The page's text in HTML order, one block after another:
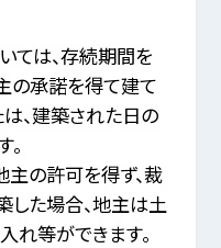
ては、存続期間を
の承諾を得て建て
、建築された日の
の許可を得ず、裁
た場合、地主は土
等ができます。